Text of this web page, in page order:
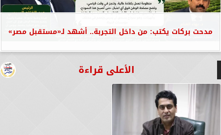
مدحت بركات يكتب: من داخل التجربة.. أشهد لـ«مستقبل مصر»
الأعلى قراءة